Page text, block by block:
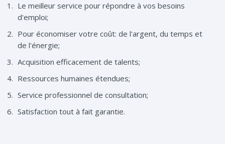
Le meilleur service pour répondre à vos besoins
d'emploi;
Pour économiser votre coût: de l'argent, du temps et
de l'énergie;
Acquisition efficacement de talents;
Ressources humaines étendues;
Service professionnel de consultation;
Satisfaction tout à fait garantie.